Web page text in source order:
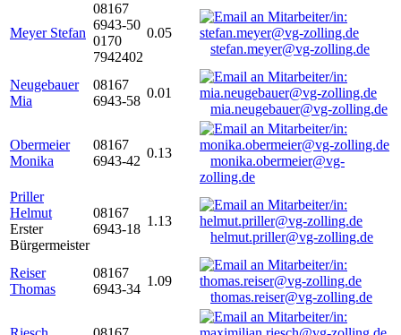
Meyer Stefan
08167
6943-50
0170
7942402
0.05
stefan.meyer@vg-zolling.de
Neugebauer
Mia
08167
6943-58
0.01
mia.neugebauer@vg-zolling.de
Obermeier
Monika
08167
6943-42
0.13
monika.obermeier@vg-
zolling.de
Priller
Helmut
Erster
Bürgermeister
08167
6943-18
1.13
helmut.priller@vg-zolling.de
Reiser
Thomas
08167
6943-34
1.09
thomas.reiser@vg-zolling.de